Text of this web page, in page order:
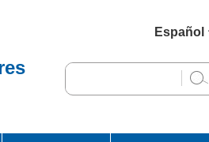
Español
English